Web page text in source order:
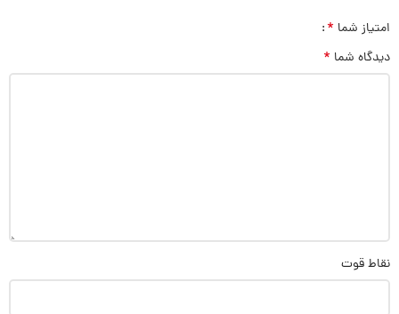
امتیاز شما *
دیدگاه شما *
نقاط قوت